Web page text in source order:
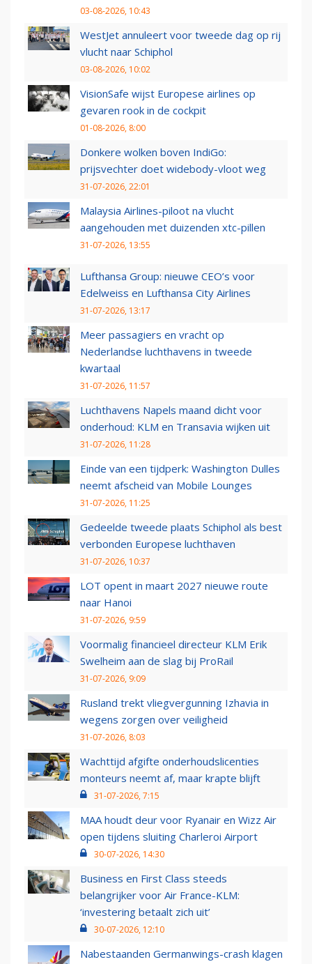
03-08-2026, 10:43
WestJet annuleert voor tweede dag op rij
vlucht naar Schiphol
03-08-2026, 10:02
VisionSafe wijst Europese airlines op
gevaren rook in de cockpit
01-08-2026, 8:00
Donkere wolken boven IndiGo:
prijsvechter doet widebody-vloot weg
31-07-2026, 22:01
Malaysia Airlines-piloot na vlucht
aangehouden met duizenden xtc-pillen
31-07-2026, 13:55
Lufthansa Group: nieuwe CEO’s voor
Edelweiss en Lufthansa City Airlines
31-07-2026, 13:17
Meer passagiers en vracht op
Nederlandse luchthavens in tweede
kwartaal
31-07-2026, 11:57
Luchthavens Napels maand dicht voor
onderhoud: KLM en Transavia wijken uit
31-07-2026, 11:28
Einde van een tijdperk: Washington Dulles
neemt afscheid van Mobile Lounges
31-07-2026, 11:25
Gedeelde tweede plaats Schiphol als best
verbonden Europese luchthaven
31-07-2026, 10:37
LOT opent in maart 2027 nieuwe route
naar Hanoi
31-07-2026, 9:59
Voormalig financieel directeur KLM Erik
Swelheim aan de slag bij ProRail
31-07-2026, 9:09
Rusland trekt vliegvergunning Izhavia in
wegens zorgen over veiligheid
31-07-2026, 8:03
Wachttijd afgifte onderhoudslicenties
monteurs neemt af, maar krapte blijft
31-07-2026, 7:15
MAA houdt deur voor Ryanair en Wizz Air
open tijdens sluiting Charleroi Airport
30-07-2026, 14:30
Business en First Class steeds
belangrijker voor Air France-KLM:
‘investering betaalt zich uit’
30-07-2026, 12:10
Nabestaanden Germanwings-crash klagen